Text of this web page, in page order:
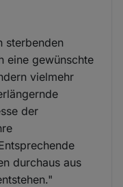
sterbenden
eine gewünschte
vielmehr
der
durchaus aus